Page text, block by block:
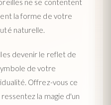
ne se contentent
la forme de votre
naturelle.
devenir le reflet de
de votre
Offrez-vous ce
la magie d'un